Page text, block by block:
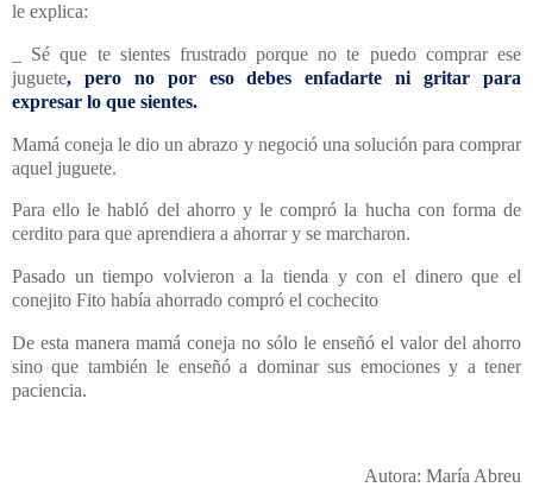
le explica:
_ Sé que te sientes frustrado porque no te puedo comprar ese
juguete, pero no por eso debes enfadarte ni gritar para
expresar lo que sientes.
Mamá coneja le dio un abrazo y negoció una solución para comprar
aquel juguete.
Para ello le habló del ahorro y le compró la hucha con forma de
cerdito para que aprendiera a ahorrar y se marcharon.
Pasado un tiempo volvieron a la tienda y con el dinero que el
conejito Fito había ahorrado compró el cochecito
De esta manera mamá coneja no sólo le enseñó el valor del ahorro
sino que también le enseñó a dominar sus emociones y a tener
paciencia.
Autora: María Abreu